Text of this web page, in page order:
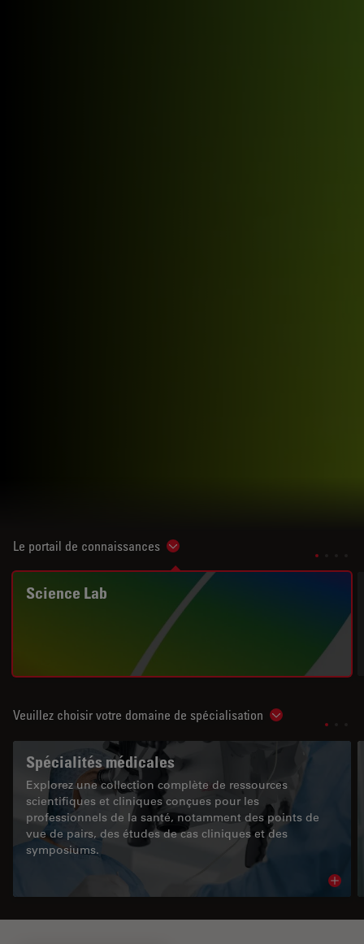
Le portail de connaissances Show subnavigation
Science Lab
Veuillez choisir votre domaine de spécialisation Show
Spécialités médicales
Explorez une collection complète de ressources
scientifiques et cliniques conçues pour les
professionnels de la santé, notamment des points de
vue de pairs, des études de cas cliniques et des
symposiums.